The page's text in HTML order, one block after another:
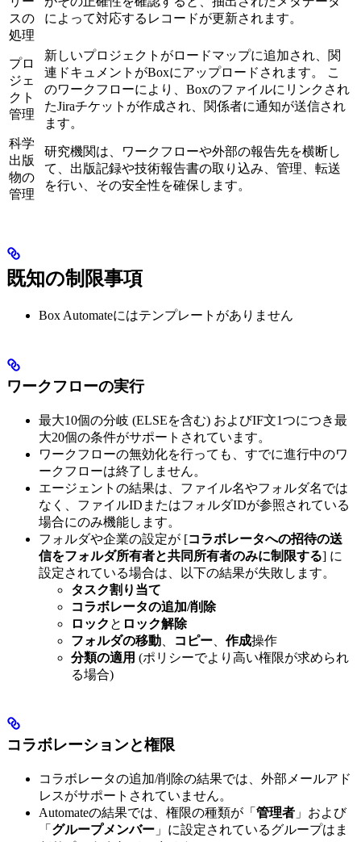
スの
処理
によって対応するレコードが更新されます。
プロ
ジェ
クト
管理
新しいプロジェクトがロードマップに追加され、関
連ドキュメントがBoxにアップロードされます。 こ
のワークフローにより、Boxのファイルにリンクされ
たJiraチケットが作成され、関係者に通知が送信され
ます。
科学
出版
物の
管理
研究機関は、ワークフローや外部の報告先を横断し
て、出版記録や技術報告書の取り込み、管理、転送
を行い、その安全性を確保します。
既知の制限事項
Box Automateにはテンプレートがありません
ワークフローの実行
最大10個の分岐 (ELSEを含む) およびIF文1つにつき最
大20個の条件がサポートされています。
ワークフローの無効化を行っても、すでに進行中のワ
ークフローは終了しません。
エージェントの結果は、ファイル名やフォルダ名では
なく、ファイルIDまたはフォルダIDが参照されている
場合にのみ機能します。
フォルダや企業の設定が [コラボレータへの招待の送
信をフォルダ所有者と共同所有者のみに制限する] に
設定されている場合は、以下の結果が失敗します。
タスク割り当て
コラボレータの追加/削除
ロック と ロック解除
フォルダの移動
コピー 作成操作
分類の適用 (ポリシーでより高い権限が求められ
る場合)
コラボレーションと権限
コラボレータの追加/削除の結果では、外部メールアド
レスがサポートされていません。
Automateの結果では、権限の種類が「 管理者 」および
「 グループメンバー 」に設定されているグループはま